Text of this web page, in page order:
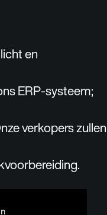
en
ERP-systeem;
verkopers zullen